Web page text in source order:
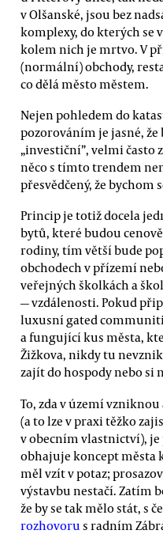
v Olšanské, jsou bez
komplexy, do kterých se
kolem nich je mrtvo. V
(normální) obchody,
co dělá město městem.
Nejen pohledem do
pozorováním je jasné,
„investiční”, velmi
něco s tímto trendem
přesvědčený, že bychom
Princip je totiž docela
bytů, které budou
rodiny, tím větší bude
obchodech v přízemí
veřejných školkách a
— vzdálenosti. Pokud
luxusní gated
a fungující kus města,
Žižkova, nikdy tu
zajít do hospody nebo si
To, zda v území
(a to lze v praxi těžko
v obecním vlastnictví), je
obhajuje koncept města
měl vzít v potaz;
výstavbu nestačí. Zatím
že by se tak mělo stát, s
rozhovoru s radním